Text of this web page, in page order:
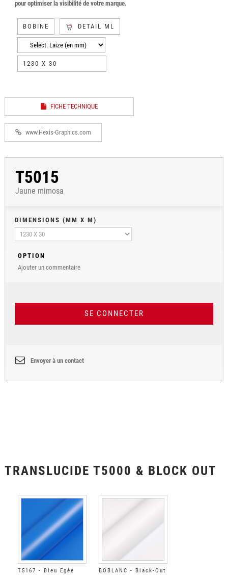
pour optimiser la visibilité de votre marque.
BOBINE DETAIL ML
1230 X 30
FICHE TECHNIQUE
www.Hexis-Graphics.com
T5015
Jaune mimosa
DIMENSIONS (MM X M)
OPTION
Ajouter un commentaire
SE CONNECTER
Envoyer à un contact
TRANSLUCIDE T5000 & BLOCK OUT
T5167 - Bleu Egée
BOBLANC - Black-Out